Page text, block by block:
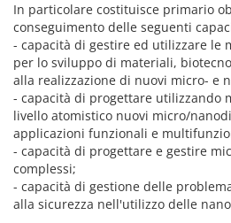
In particolare costituisce primario
conseguimento delle seguenti
- capacità di gestire ed utilizzare le
per lo sviluppo di materiali,
alla realizzazione di nuovi micro- e
- capacità di progettare utilizzando
livello atomistico nuovi micro/
applicazioni funzionali e
- capacità di progettare e gestire
complessi;
- capacità di gestione delle
alla sicurezza nell'utilizzo delle